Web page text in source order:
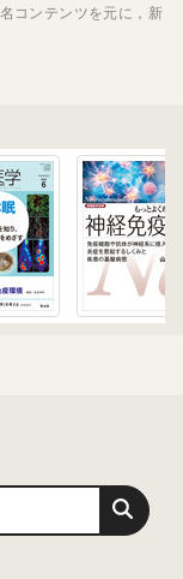
コンテンツを元に，新